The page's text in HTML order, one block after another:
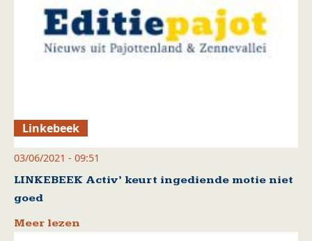
Linkebeek
03/06/2021 - 09:51
LINKEBEEK Activ’ keurt ingediende motie niet
goed
Meer lezen